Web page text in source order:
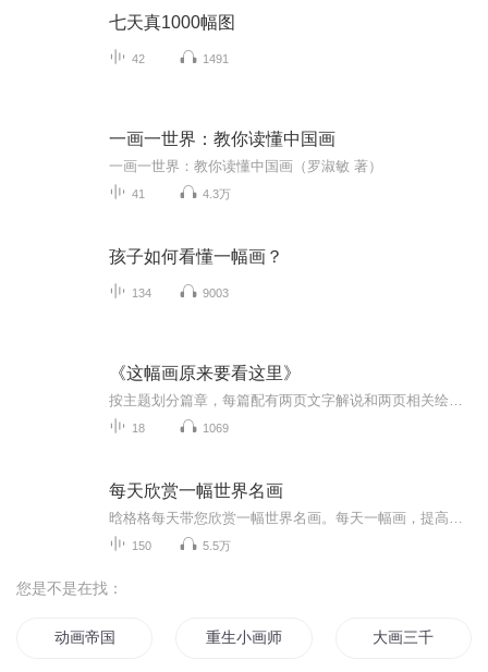
七天真1000幅图
42 1491
一画一世界：教你读懂中国画
一画一世界：教你读懂中国画（罗淑敏 著）
41 4.3万
孩子如何看懂一幅画？
134 9003
《这幅画原来要看这里》
18 1069
每天欣赏一幅世界名画
150 5.5万
您是不是在找：
动画帝国 重生小画师 大画三千